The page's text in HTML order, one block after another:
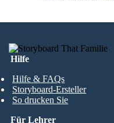
Hilfe
Hilfe & FAQs
Storyboard-Ersteller
So drucken Sie
Für Lehrer